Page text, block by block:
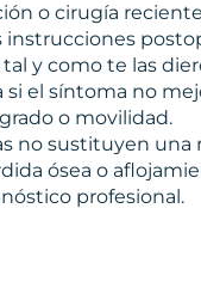
o cirugía
instrucciones
y como te las
si el síntoma no
o movilidad.
no sustituyen una
ósea o
profesional.